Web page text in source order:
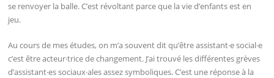
se renvoyer la balle. C’est révoltant parce que la vie d’enfants est en
jeu.
Au cours de mes études, on m’a souvent dit qu’être assistant·e social·e
c’est être acteur·trice de changement. J’ai trouvé les différentes grèves
d’assistant·es sociaux·ales assez symboliques. C’est une réponse à la